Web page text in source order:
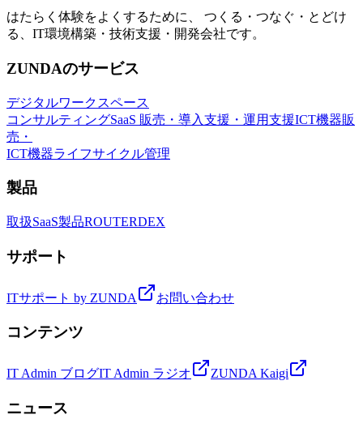
はたらく体験をよくするために、 つくる・つなぐ・とどけ
る、IT環境構築・技術支援・開発会社です。
ZUNDAのサービス
デジタルワークスペース
コンサルティングSaaS 販売・導入支援・運用支援ICT機器販
売・
ICT機器ライフサイクル管理
製品
取扱SaaS製品ROUTERDEX
サポート
ITサポート by ZUNDA お問い合わせ
コンテンツ
IT Admin ブログIT Admin ラジオ ZUNDA Kaigi
ニュース